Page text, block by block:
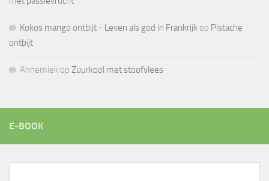
Kokos mango ontbijt - Leven als god in Frankrijk op Pistache
ontbijt
Annemiek op Zuurkool met stoofvlees
E-BOOK